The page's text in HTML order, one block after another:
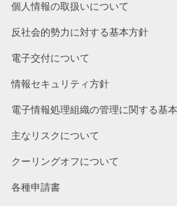
個人情報の取扱いについて
反社会的勢力に対する基本方針
電子交付について
情報セキュリティ方針
電子情報処理組織の管理に関する基
主なリスクについて
クーリングオフについて
各種申請書